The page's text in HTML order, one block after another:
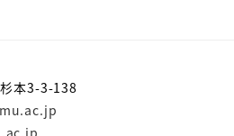
本3-3-138